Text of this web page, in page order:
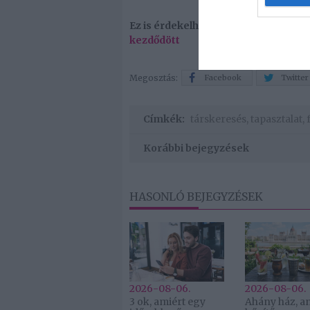
Ez is érdekelhet! -
kezdődött
Megosztás: Facebook Twitter
Címkék: társkeresés tapasztalat
Korábbi bejegyzések
HASONLÓ BEJEGYZÉSEK
2026-08-06.
3 ok, amiért egy
2026-08-06.
Ahány ház,